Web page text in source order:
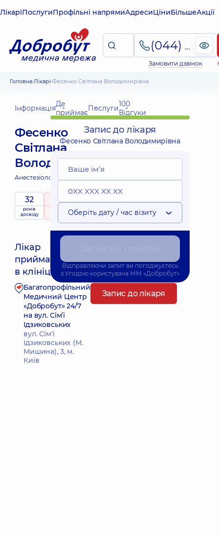
ЛікаріПослугиПрофільні напрямиАдресиЦіниБільшеАкції
(044) 495-2-888
Замовити дзвінок
Головна Лікарі Фесенко Світлана Володимирівна
ІнформаціяДе
приймаєПослуги100
Відгуки
Фесенко
Світлана
Володимирівна
Анестезіолог;
32
років
досвіду
5 / 5
рейтингна підставі
100 Відгуки
Лікар
приймає
в клініці
Найближчий час прийому: 15.08.2026 8:30
Багатопрофільний
Медичний Центр
«Добробут» 24/7
на вул. Сім’ї
Ідзиковських
вул. Сім'ї
Ідзиковських (М.
Мишина), 3, м.
Київ
Запис до лікаря
Запис до лікаря
Фесенко Світлана Володимирівна
Оберіть дату / час візиту
Відправляючи запит ви погоджуєтесь
з Угодою користувача ММ «Добробут»